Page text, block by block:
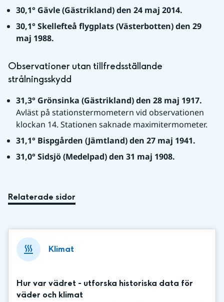
30,1° Gävle (Gästrikland) den 24 maj 2014.
30,1° Skellefteå flygplats (Västerbotten) den 29
maj 1988.
Observationer utan tillfredsställande
strålningsskydd
Avläst på stationstermometern vid observationen
klockan 14. Stationen saknade maximitermometer.
31,1° Bispgården (Jämtland) den 27 maj 1941.
31,0° Sidsjö (Medelpad) den 31 maj 1908.
Relaterade sidor
Klimat
Hur var vädret - utforska historiska data för
väder och klimat